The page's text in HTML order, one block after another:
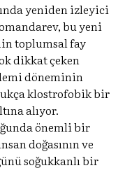
yeniden izleyici
bu yeni
toplumsal fay
dikkat çeken
döneminin
klostrofobik bir
alıyor.
önemli bir
doğasının ve
soğukkanlı bir